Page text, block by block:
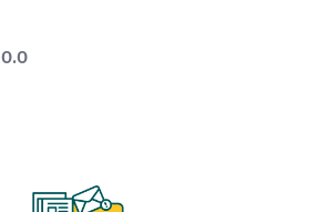
0.0La valoración media es de 0 estrellas de